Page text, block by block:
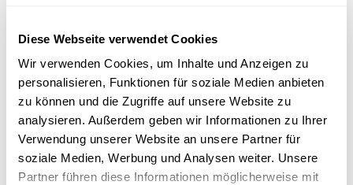
Diese Webseite verwendet Cookies
Wir verwenden Cookies, um Inhalte und Anzeigen zu
personalisieren, Funktionen für soziale Medien anbieten
zu können und die Zugriffe auf unsere Website zu
analysieren. Außerdem geben wir Informationen zu Ihrer
Verwendung unserer Website an unsere Partner für
soziale Medien, Werbung und Analysen weiter. Unsere
Partner führen diese Informationen möglicherweise mit
VIDEO
Nach der Tank-Schlacht von
Cambrai